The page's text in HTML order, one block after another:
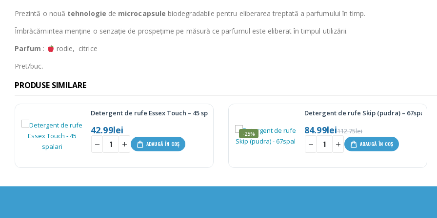
Prezintă o nouă tehnologie de microcapsule biodegradabile pentru eliberarea treptată a parfumului în timp.
Îmbrăcămintea menține o senzație de prospețime pe măsură ce parfumul este eliberat în timpul utilizării.
Parfum :
rodie, citrice
Pret/buc.
PRODUSE SIMILARE
-25%
Detergent de rufe Skip (pudra) – 67spal
84.99lei
ADAUGĂ ÎN COȘ
Soluție de curatare multi suprafete
11.30lei
7.15lei
ADAUGĂ ÎN COȘ
+